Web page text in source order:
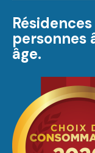
personnes
âge.